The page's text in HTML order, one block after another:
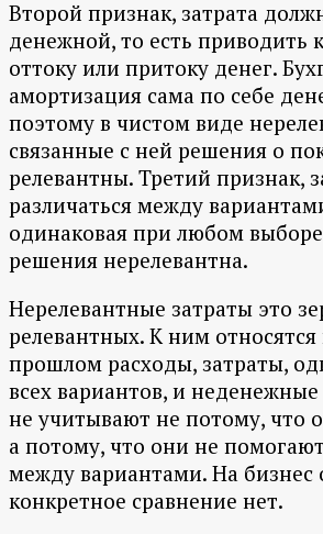
Второй признак, затрата
денежной, то есть приводить
оттоку или притоку денег.
амортизация сама по себе
поэтому в чистом виде
связанные с ней решения о
релевантны. Третий признак,
различаться между
одинаковая при любом
решения нерелевантна.
Нерелевантные затраты это
релевантных. К ним
прошлом расходы, затраты,
всех вариантов, и
не учитывают не потому, что
а потому, что они не
между вариантами. На бизнес
конкретное сравнение нет.